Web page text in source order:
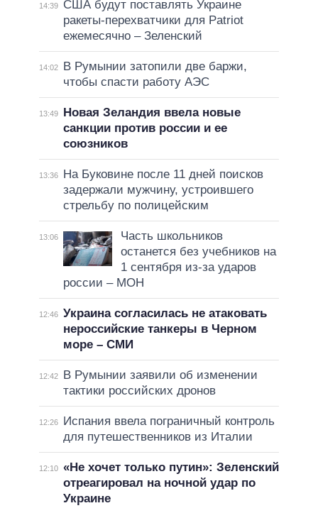
14:39
США будут поставлять Украине
ракеты-перехватчики для Patriot
ежемесячно – Зеленский
14:02
В Румынии затопили две баржи,
чтобы спасти работу АЭС
13:49
Новая Зеландия ввела новые
санкции против россии и ее
союзников
13:36
На Буковине после 11 дней поисков
задержали мужчину, устроившего
стрельбу по полицейским
13:06
Часть школьников
останется без учебников на
1 сентября из-за ударов
россии – МОН
12:46 Украина согласилась не атаковать
нероссийские танкеры в Черном
море – СМИ
12:42
В Румынии заявили об изменении
тактики российских дронов
12:26
Испания ввела пограничный контроль
для путешественников из Италии
12:10 «Не хочет только путин»: Зеленский
отреагировал на ночной удар по
Украине